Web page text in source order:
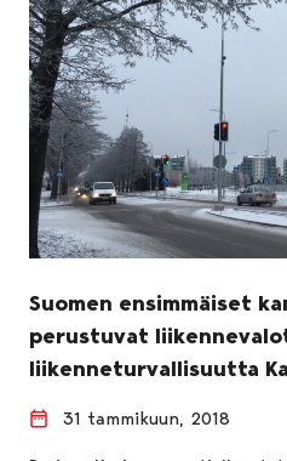
Suomen ensimmäiset
perustuvat
liikenneturvallisuutta
31 tammikuun, 2018